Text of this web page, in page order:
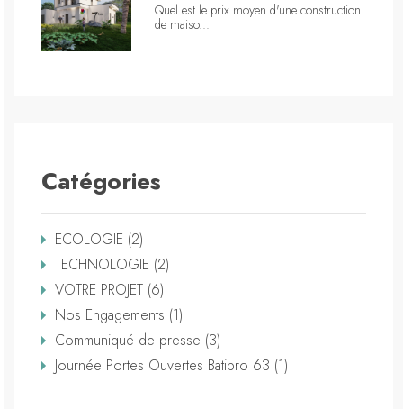
Quel est le prix moyen d'une construction
de maiso...
Catégories
ECOLOGIE (2)
TECHNOLOGIE (2)
VOTRE PROJET (6)
Nos Engagements (1)
Communiqué de presse (3)
Journée Portes Ouvertes Batipro 63 (1)